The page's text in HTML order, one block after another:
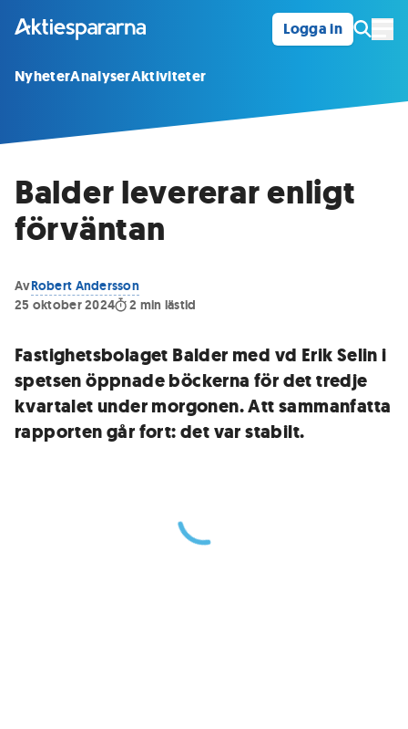
Logga in
NyheterAnalyserAktiviteter
Balder levererar enligt
förväntan
AvRobert Andersson
25 oktober 2024
2 min lästid
Fastighetsbolaget Balder med vd Erik Selin i
spetsen öppnade böckerna för det tredje
kvartalet under morgonen. Att sammanfatta
rapporten går fort: det var stabilt.